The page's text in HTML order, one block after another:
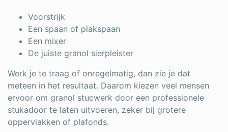
Voorstrijk
Een spaan of plakspaan
Een mixer
De juiste granol sierpleister
Werk je te traag of onregelmatig, dan zie je dat
meteen in het resultaat. Daarom kiezen veel mensen
ervoor om granol stucwerk door een professionele
stukadoor te laten uitvoeren, zeker bij grotere
oppervlakken of plafonds.